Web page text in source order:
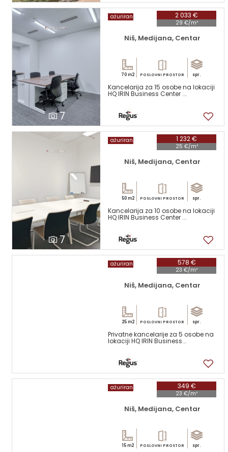
7
2 033 €
29 €/m²
ažuriran
Niš, Medijana, Centar
70 m2 POSLOVNI PROSTOR spr.
Kancelarija za 15 osobe na lokaciji
HQ IRIN Business Center ...
7
1 232 €
25 €/m²
ažuriran
Niš, Medijana, Centar
50 m2 POSLOVNI PROSTOR spr.
Kancelarija za 10 osobe na lokaciji
HQ IRIN Business Center ...
578 €
23 €/m²
ažuriran
Niš, Medijana, Centar
25 m2 POSLOVNI PROSTOR spr.
Privatne kancelarije za 5 osobe na
lokaciji HQ IRIN Business...
349 €
23 €/m²
ažuriran
Niš, Medijana, Centar
15 m2 POSLOVNI PROSTOR spr.